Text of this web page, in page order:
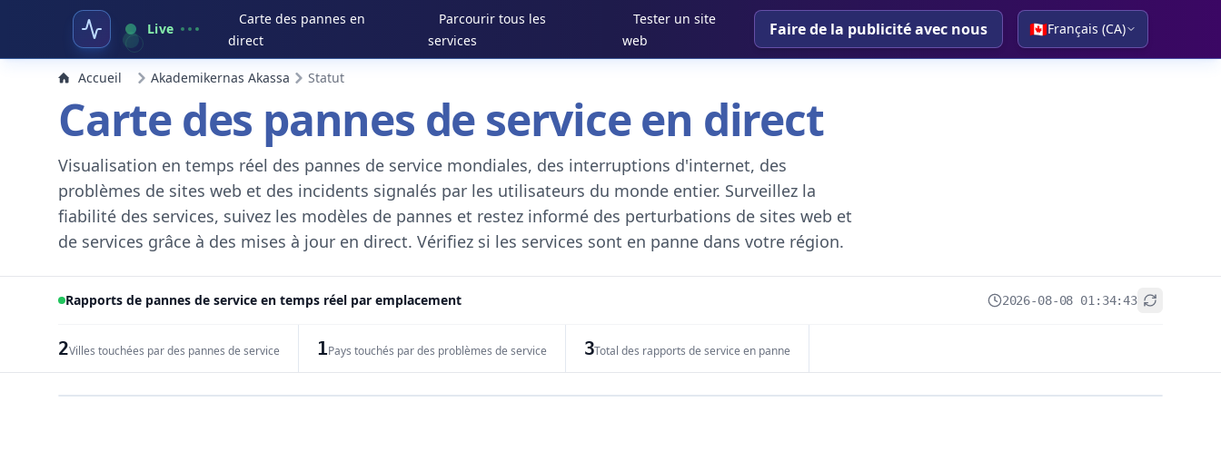
Live
Carte des pannes en
direct
Parcourir tous les
services
Tester un site
web
Faire de la publicité avec nous 🇨🇦Français (CA)
Accueil Akademikernas Akassa Statut
Carte des pannes de service en direct
Visualisation en temps réel des pannes de service mondiales, des interruptions d'internet, des
problèmes de sites web et des incidents signalés par les utilisateurs du monde entier. Surveillez la
fiabilité des services, suivez les modèles de pannes et restez informé des perturbations de sites web et
de services grâce à des mises à jour en direct. Vérifiez si les services sont en panne dans votre région.
Rapports de pannes de service en temps réel par emplacement 2026-08-08 01:34:43
2Villes touchées par des pannes de service 1Pays touchés par des problèmes de service 3Total des rapports de service en panne